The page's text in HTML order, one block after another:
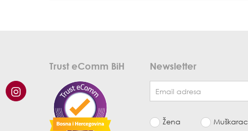
Trust eComm BiH Newsletter
Žena Muškarac